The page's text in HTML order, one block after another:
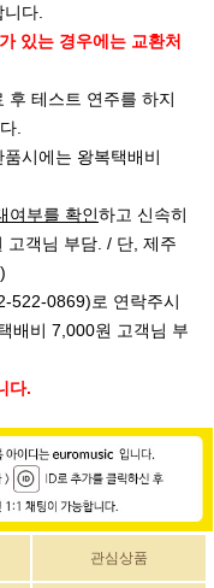
다.
있는 경우에는 교환처
후 테스트 연주를 하지
.
시에는 왕복택배비
여부를 확인하고 신속히
고객님 부담. / 단, 제주
522-0869)로 연락주시
배비 7,000원 고객님 부
다.
관심상품